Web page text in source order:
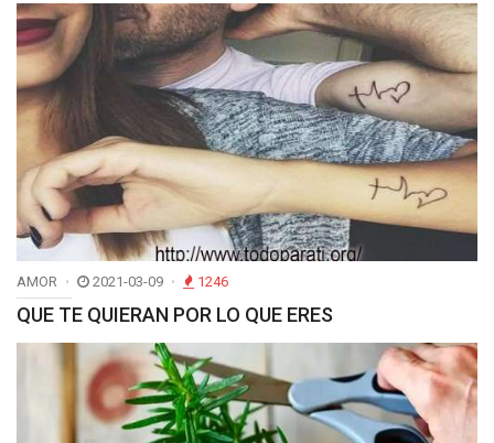
AMOR 2021-03-09 1246
QUE TE QUIERAN POR LO QUE ERES